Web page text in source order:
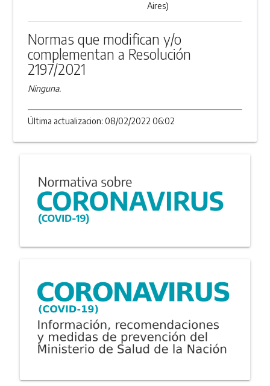
Aires)
Normas que modifican y/o
complementan a Resolución
2197/2021
Ninguna.
Última actualizacion: 08/02/2022 06:02